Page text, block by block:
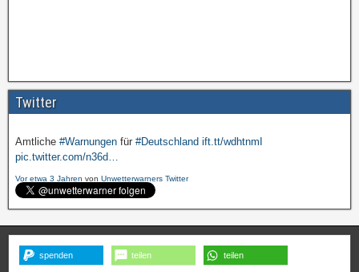
Twitter
pic.twitter.com/cmFX…
Vor etwa 3 Jahren
pic.twitter.com/n36d…
spenden teilen teilen